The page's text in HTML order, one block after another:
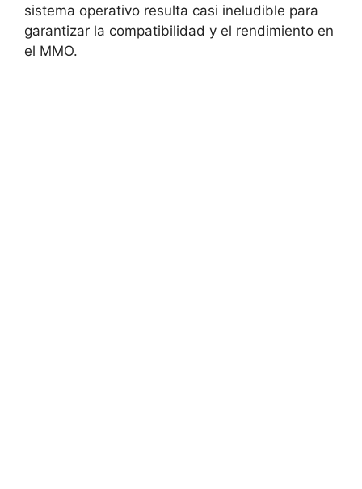
sistema operativo resulta casi ineludible para
garantizar la compatibilidad y el rendimiento en
el MMO.